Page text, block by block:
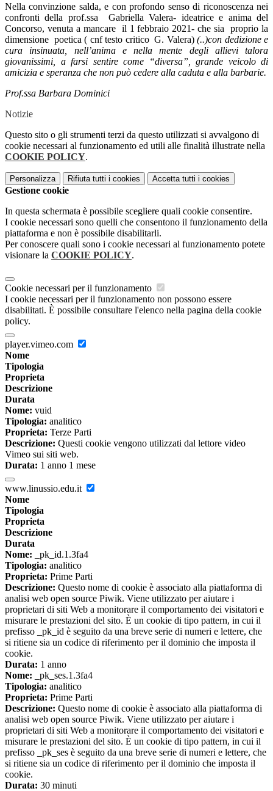
Nella convinzione salda, e con profondo senso di riconoscenza nei
confronti della prof.ssa Gabriella Valera- ideatrice e anima del
Concorso, venuta a mancare il 1 febbraio 2021- che sia proprio la
dimensione poetica ( cnf testo critico G. Valera)(..)con dedizione e
cura insinuata, nell’anima e nella mente degli allievi talora
giovanissimi, a farsi sentire come “diversa”, grande veicolo di
amicizia e speranza che non può cedere alla caduta e alla barbarie.
Prof.ssa Barbara Dominici
Notizie
Questo sito o gli strumenti terzi da questo utilizzati si avvalgono di
cookie necessari al funzionamento ed utili alle finalità illustrate nella
COOKIE POLICY.
Personalizza Rifiuta tutti i cookies Accetta tutti i cookies
Gestione cookie
In questa schermata è possibile scegliere quali cookie consentire.
I cookie necessari sono quelli che consentono il funzionamento della
piattaforma e non è possibile disabilitarli.
Per conoscere quali sono i cookie necessari al funzionamento potete
visionare la COOKIE POLICY.
Cookie necessari per il funzionamento
I cookie necessari per il funzionamento non possono essere
disabilitati. È possibile consultare l'elenco nella pagina della cookie
policy.
player.vimeo.com
Nome
Tipologia
Proprieta
Descrizione
Durata
Nome: vuid
Tipologia: analitico
Proprieta: Terze Parti
Descrizione: Questi cookie vengono utilizzati dal lettore video
Vimeo sui siti web.
Durata: 1 anno 1 mese
www.linussio.edu.it
Nome
Tipologia
Proprieta
Descrizione
Durata
Nome: _pk_id.1.3fa4
Tipologia: analitico
Proprieta: Prime Parti
Descrizione: Questo nome di cookie è associato alla piattaforma di
analisi web open source Piwik. Viene utilizzato per aiutare i
proprietari di siti Web a monitorare il comportamento dei visitatori e
misurare le prestazioni del sito. È un cookie di tipo pattern, in cui il
prefisso _pk_id è seguito da una breve serie di numeri e lettere, che
si ritiene sia un codice di riferimento per il dominio che imposta il
cookie.
Durata: 1 anno
Nome: _pk_ses.1.3fa4
Tipologia: analitico
Proprieta: Prime Parti
Descrizione: Questo nome di cookie è associato alla piattaforma di
analisi web open source Piwik. Viene utilizzato per aiutare i
proprietari di siti Web a monitorare il comportamento dei visitatori e
misurare le prestazioni del sito. È un cookie di tipo pattern, in cui il
prefisso _pk_ses è seguito da una breve serie di numeri e lettere, che
si ritiene sia un codice di riferimento per il dominio che imposta il
cookie.
Durata: 30 minuti